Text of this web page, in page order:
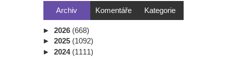
Archiv Komentáře Kategorie
► 2026 (668)
► 2025 (1092)
► 2024 (1111)